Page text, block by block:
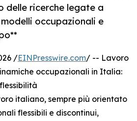
delle ricerche legate a
occupazionali e
/EINPresswire.com/ -- Lavoro
occupazionali in Italia:
italiano, sempre più orientato
flessibili e discontinui,